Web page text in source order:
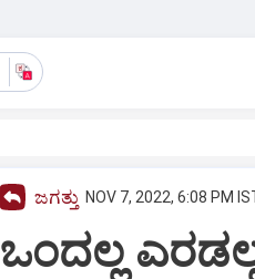
ಜಗತ್ತು NOV 7, 2022, 6:08 PM
ಒಂದಲ್ಲ